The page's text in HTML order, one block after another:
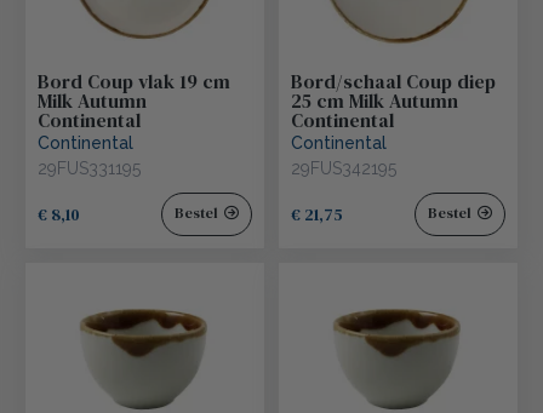
Bord Coup vlak 19 cm
Milk Autumn
Continental
Continental
29FUS331195
€ 8,10 Bestel
Bord/schaal Coup diep
25 cm Milk Autumn
Continental
Continental
29FUS342195
€ 21,75 Bestel